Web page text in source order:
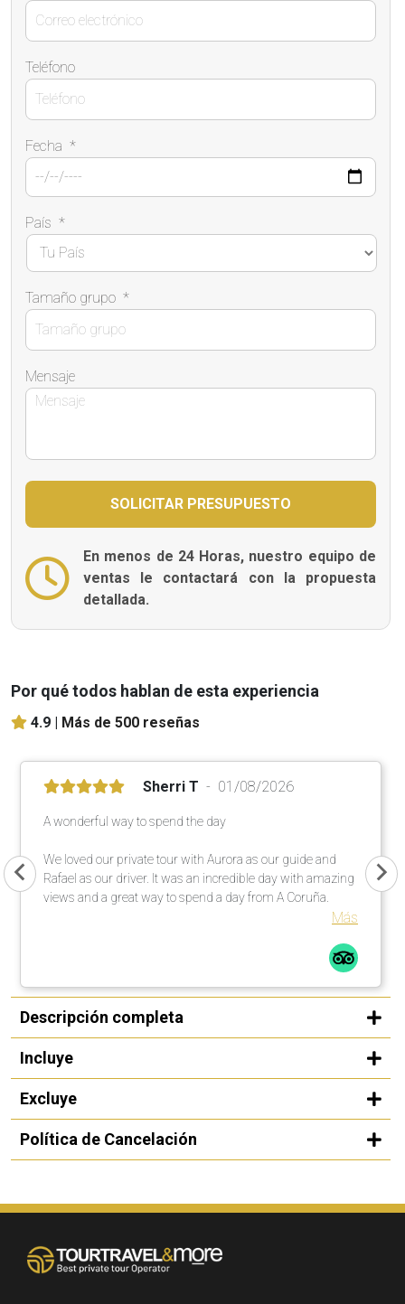
Teléfono
Fecha *
País *
Tamaño grupo *
Mensaje
En menos de 24 Horas, nuestro equipo de
ventas le contactará con la propuesta
detallada.
Por qué todos hablan de esta experiencia
4.9 | Más de 500 reseñas
Sherri T 01/08/2026
A wonderful way to spend the day
We loved our private tour with Aurora as our guide and
Rafael as our driver. It was an incredible day with amazing
views and a great way to spend a day from A Coruña.
Más
Descripción completa
Incluye
Excluye
Política de Cancelación